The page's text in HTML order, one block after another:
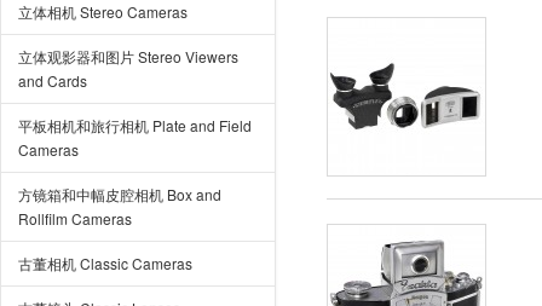
立体相机 Stereo Cameras
立体观影器和图片 Stereo Viewers
and Cards
平板相机和旅行相机 Plate and Field
Cameras
方镜箱和中幅皮腔相机 Box and
Rollfilm Cameras
古董相机 Classic Cameras